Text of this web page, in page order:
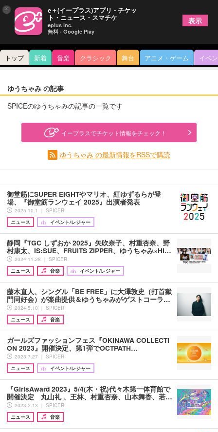
トップ 新着 音楽 クラシック 舞台 アニメ・ゲーム イベ
ゆうちゃみ の記事
SPICEのゆうちゃみの記事の一覧です
イープラスでチケット情報をチェック！
ゆうちゃみ の最新情報をRSSで購読
御堂筋にSUPER EIGHTやマリオ、紅ゆずるらが登
場、『御堂筋ランウェイ 2025』出演者発表
2025.10.1 ｜ SPICER
ニュース
イベント/レジャー
静岡『TGC しずおか 2025』矢吹奈子、村重杏奈、野
村康太、IS:SUE、FRUITS ZIPPER、ゆうちゃみ×HI…
2024.11.28 ｜ SPICER
ニュース
音楽 イベント/レジャー
藤木直人、シングル「BE FREE」に大澤敦史（打首獄
門同好会）が楽曲提供＆ゆうちゃみがゲストコーラ…
2024.5.10 ｜ SPICER
ニュース
音楽
ガールズファッションフェス『OKINAWA COLLECTI
ON 2023』開催決定、第1弾でOCTPATH…
2023.7.27 ｜ SPICER
ニュース
イベント/レジャー
『GirlsAward 2023』5/4(木・祝)代々木第一体育館で
開催決定 丸山礼 、王林、村重杏奈、山本舞香、若…
2023.2.13 ｜ SPICER
ニュース
音楽
× e＋(イープラス)アプリ - チケッ
ト・ニュース・スマチケ
eplus inc.
無料 - Google Play
表示